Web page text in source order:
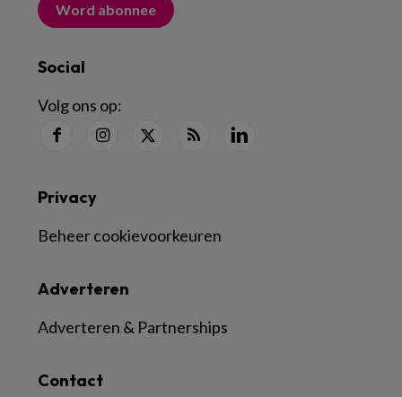
Word abonnee
Social
Volg ons op:
Contact
Adverteren
Adverteren & Partnerships
Privacy
Beheer cookievoorkeuren